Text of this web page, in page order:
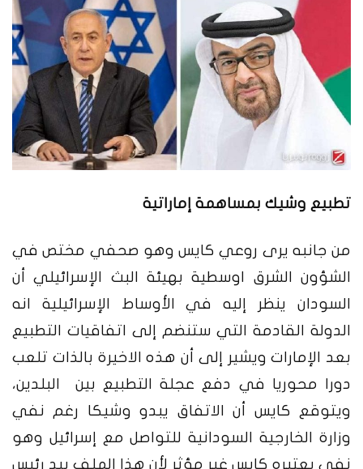
تطبيع وشيك بمساهمة إماراتية
من جانبه يرى روعي كايس وهو صحفي مختص في
الشؤون الشرق اوسطية بهيئة البث الإسرائيلي أن
السودان ينظر إليه في الأوساط الإسرائيلية انه
الدولة القادمة التي ستنضم إلى اتفاقيات التطبيع
بعد الإمارات ويشير إلى أن هذه الاخيرة بالذات تلعب
دورا محوريا في دفع عجلة التطبيع بين البلدين،
ويتوقع كايس أن الاتفاق يبدو وشيكا رغم نفي
وزارة الخارجية السودانية للتواصل مع إسرائيل وهو
نفي يعتبره كايس غير مؤثر لأن هذا الملف بيد رئيس